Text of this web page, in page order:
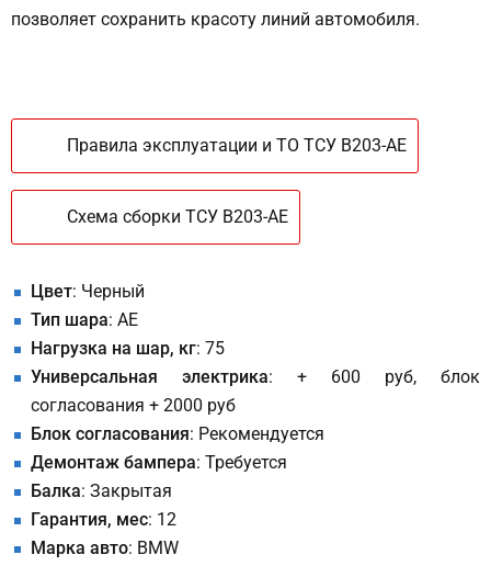
позволяет сохранить красоту линий автомобиля.
Правила эксплуатации и ТО ТСУ B203-AE
Схема сборки ТСУ B203-AE
Цвет: Черный
Тип шара: AE
Нагрузка на шар, кг: 75
Универсальная электрика: + 600 руб, блок
согласования + 2000 руб
Блок согласования: Рекомендуется
Демонтаж бампера: Требуется
Балка: Закрытая
Гарантия, мес: 12
Марка авто: BMW